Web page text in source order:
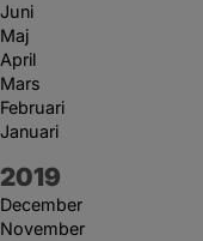
Juni
Maj
April
Mars
Februari
Januari
År:
2019
December
November